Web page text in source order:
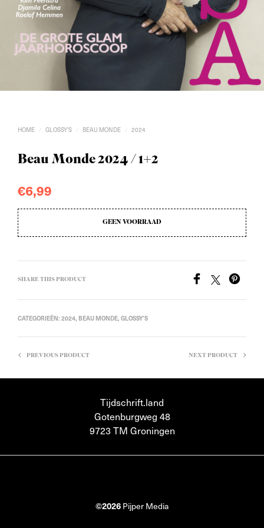
HOME / GLOSSY'S / BEAU MONDE / 2024
Beau Monde 2024 / 1+2
€6,99
GEEN VOORRAAD
SHARE THIS PRODUCT
CATEGORIEËN: 2024, BEAU MONDE, GLOSSY'S
PREVIOUS PRODUCT NEXT PRODUCT
Tijdschrift.land
Gotenburgweg 48
9723 TM Groningen
©2026 Pijper Media